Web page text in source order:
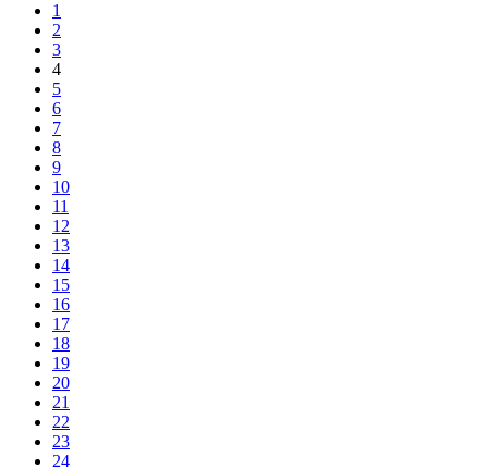
1
2
3
4
5
6
7
8
9
10
11
12
13
14
15
16
17
18
19
20
21
22
23
24